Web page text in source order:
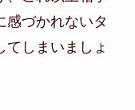
感づかれないタ
てしまいましょ